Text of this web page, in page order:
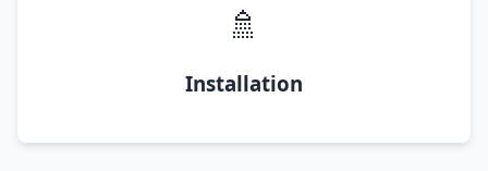
🚿
Installation